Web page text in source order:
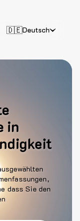
🇩🇪Deutsch
in
dass Sie den